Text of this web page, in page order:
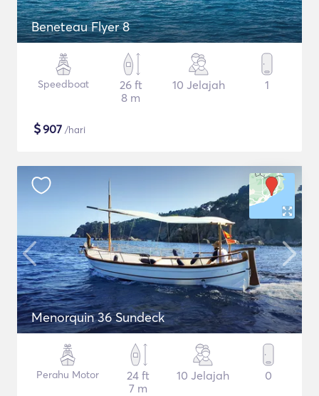
Beneteau Flyer 8
Speedboat
26 ft
8 m
10 Jelajah 1
$907 /hari
Menorquin 36 Sundeck
Perahu Motor
24 ft
7 m
10 Jelajah 0